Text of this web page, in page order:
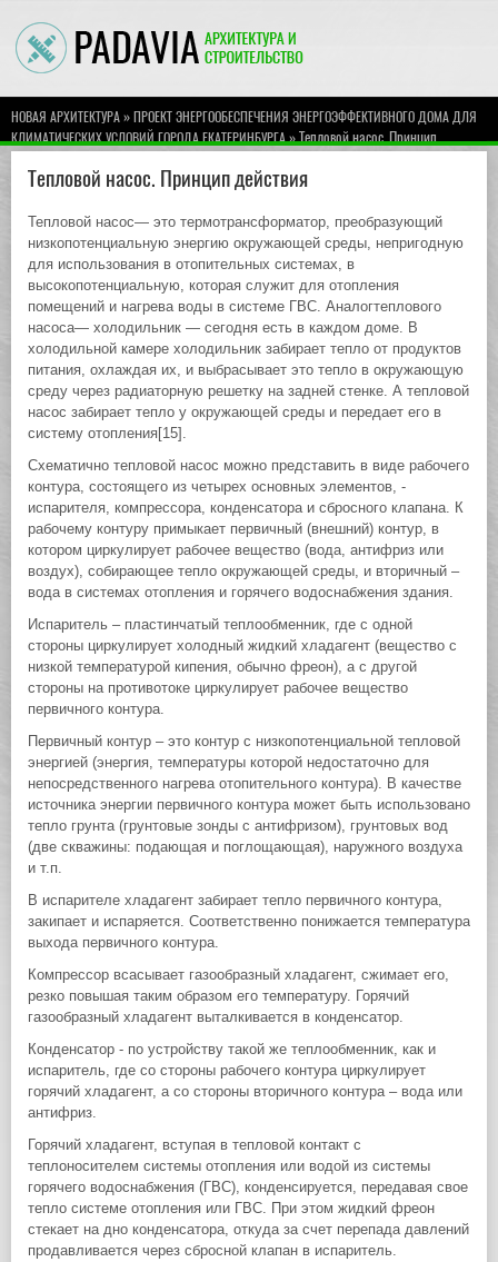
НОВАЯ АРХИТЕКТУРА»ПРОЕКТ ЭНЕРГООБЕСПЕЧЕНИЯ ЭНЕРГОЭФФЕКТИВНОГО ДОМА ДЛЯ
КЛИМАТИЧЕСКИХ УСЛОВИЙ ГОРОДА ЕКАТЕРИНБУРГА» Тепловой насос. Принцип
Тепловой насос. Принцип действия
Тепловой насос— это термотрансформатор, преобразующий
низкопотенциальную энергию окружающей среды, непригодную
для использования в отопительных системах, в
высокопотенциальную, которая служит для отопления
помещений и нагрева воды в системе ГВС. Аналогтеплового
насоса— холодильник — сегодня есть в каждом доме. В
холодильной камере холодильник забирает тепло от продуктов
питания, охлаждая их, и выбрасывает это тепло в окружающую
среду через радиаторную решетку на задней стенке. А тепловой
насос забирает тепло у окружающей среды и передает его в
систему отопления[15].
Схематично тепловой насос можно представить в виде рабочего
контура, состоящего из четырех основных элементов, -
испарителя, компрессора, конденсатора и сбросного клапана. К
рабочему контуру примыкает первичный (внешний) контур, в
котором циркулирует рабочее вещество (вода, антифриз или
воздух), собирающее тепло окружающей среды, и вторичный –
вода в системах отопления и горячего водоснабжения здания.
Испаритель – пластинчатый теплообменник, где с одной
стороны циркулирует холодный жидкий хладагент (вещество с
низкой температурой кипения, обычно фреон), а с другой
стороны на противотоке циркулирует рабочее вещество
первичного контура.
Первичный контур – это контур с низкопотенциальной тепловой
энергией (энергия, температуры которой недостаточно для
непосредственного нагрева отопительного контура). В качестве
источника энергии первичного контура может быть использовано
тепло грунта (грунтовые зонды с антифризом), грунтовых вод
(две скважины: подающая и поглощающая), наружного воздуха
и т.п.
В испарителе хладагент забирает тепло первичного контура,
закипает и испаряется. Соответственно понижается температура
выхода первичного контура.
Компрессор всасывает газообразный хладагент, сжимает его,
резко повышая таким образом его температуру. Горячий
газообразный хладагент выталкивается в конденсатор.
Конденсатор - по устройству такой же теплообменник, как и
испаритель, где со стороны рабочего контура циркулирует
горячий хладагент, а со стороны вторичного контура – вода или
антифриз.
Горячий хладагент, вступая в тепловой контакт с
теплоносителем системы отопления или водой из системы
горячего водоснабжения (ГВС), конденсируется, передавая свое
тепло системе отопления или ГВС. При этом жидкий фреон
стекает на дно конденсатора, откуда за счет перепада давлений
продавливается через сбросной клапан в испаритель.